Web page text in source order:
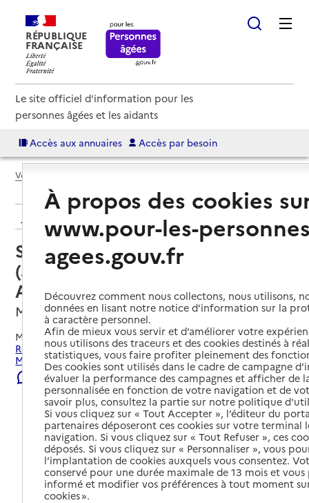
RÉPUBLIQUE
FRANÇAISE
Le site officiel d'information pour les
personnes âgées et les aidants
Accès aux annuaires Accès par besoin
Voir le fil d’Ariane
Retour aux résultats de l'annuaire
Service autonomie à domicile
(aide) – Soli-cités aides
Audincourt Berges
Montbéliard, DOUBS
Mis à jour le22/07/2026
Rechercher les établissements et services autour de
Montbéliard.
Signaler une erreur
À propos des cookies
www.pour-les-
agees.gouv.fr
Découvrez comment nous collectons, nous utilisons,
données en lisant notre notice d’information sur la
à caractère personnel.
Afin de mieux vous servir et d’améliorer votre
nous utilisons des traceurs et des cookies destinés à
statistiques, vous faire profiter pleinement des
Des cookies sont utilisés dans le cadre de campagne
évaluer la performance des campagnes et afficher de
personnalisée en fonction de votre navigation et de
savoir plus, consultez la partie sur notre politique
Si vous cliquez sur « Tout Accepter », l’éditeur du
partenaires déposeront ces cookies sur votre terminal
navigation. Si vous cliquez sur « Tout Refuser », ces
déposés. Si vous cliquez sur « Personnaliser », vous
l’implantation de cookies auxquels vous consentez.
conservé pour une durée maximale de 13 mois et
informé et modifier vos préférences à tout moment
cookies ».